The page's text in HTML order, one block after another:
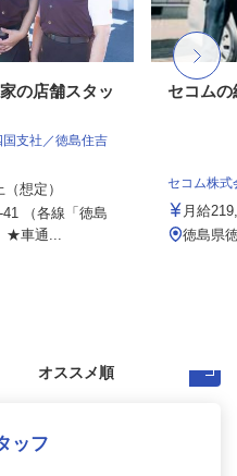
の店舗スタッ
支社／徳島住吉
想定）
（各線「徳島
★車通...
セコムの
セコム株式
月給
徳島県
ッフ